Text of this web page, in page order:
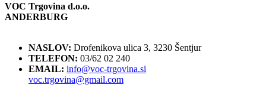
VOC Trgovina d.o.o.
ANDERBURG
NASLOV: Drofenikova ulica 3, 3230 Šentjur
TELEFON: 03/62 02 240
EMAIL: info@voc-trgovina.si
voc.trgovina@gmail.com